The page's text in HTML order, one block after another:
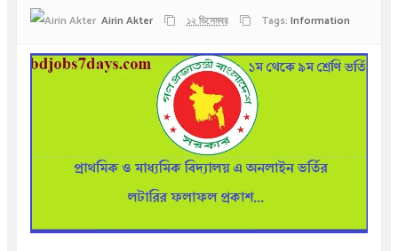
Airin Akter ১২ ডিসেম্বর Tags: Information